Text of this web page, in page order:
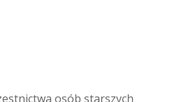
osób starszych